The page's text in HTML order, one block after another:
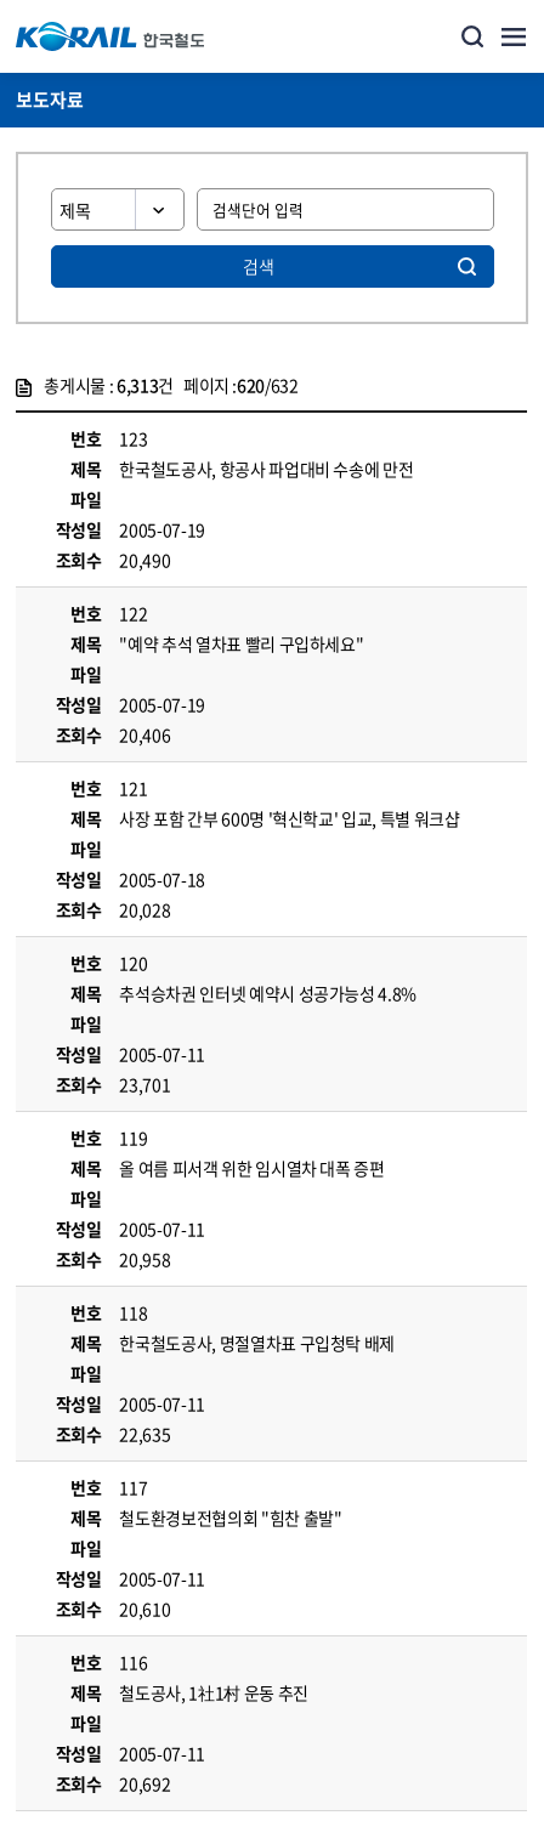
보도자료
검색
총게시물 :6,313건 페이지 :620/632
번호
123
제목
한국철도공사, 항공사 파업대비 수송에 만전
파일
작성일
2005-07-19
조회수
20,490
번호
122
제목
"예약 추석 열차표 빨리 구입하세요"
파일
작성일
2005-07-19
조회수
20,406
번호
121
제목
사장 포함 간부 600명 '혁신학교' 입교, 특별 워크샵
파일
작성일
2005-07-18
조회수
20,028
번호
120
제목
추석승차권 인터넷 예약시 성공가능성 4.8%
파일
작성일
2005-07-11
조회수
23,701
번호
119
제목
올 여름 피서객 위한 임시열차 대폭 증편
파일
작성일
2005-07-11
조회수
20,958
번호
118
제목
한국철도공사, 명절열차표 구입청탁 배제
파일
작성일
2005-07-11
조회수
22,635
번호
117
제목
철도환경보전협의회 "힘찬 출발"
파일
작성일
2005-07-11
조회수
20,610
번호
116
제목
철도공사, 1社1村 운동 추진
파일
작성일
2005-07-11
조회수
20,692